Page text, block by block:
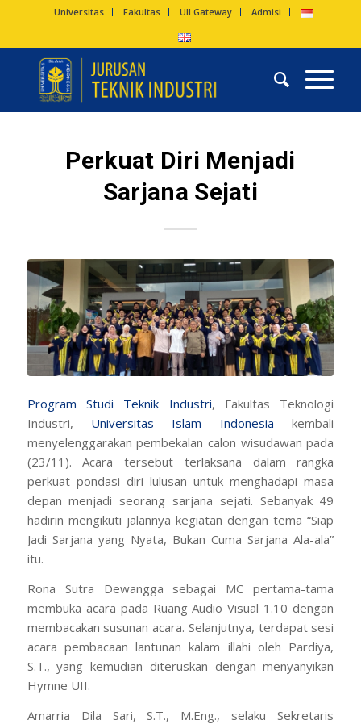
Universitas Fakultas UII Gateway Admisi
Perkuat Diri Menjadi
Sarjana Sejati
Program Studi Teknik Industri, Fakultas Teknologi
Industri, Universitas Islam Indonesia kembali
menyelenggarakan pembekalan calon wisudawan pada
(23/11). Acara tersebut terlaksana dalam rangka
perkuat pondasi diri lulusan untuk menghadapi masa
depan menjadi seorang sarjana sejati. Sebanyak 49
hadirin mengikuti jalannya kegiatan dengan tema “Siap
Jadi Sarjana yang Nyata, Bukan Cuma Sarjana Ala-ala”
itu.
Rona Sutra Dewangga sebagai MC pertama-tama
membuka acara pada Ruang Audio Visual 1.10 dengan
membacakan susunan acara. Selanjutnya, terdapat sesi
acara pembacaan lantunan kalam illahi oleh Pardiya,
S.T., yang kemudian diteruskan dengan menyanyikan
Hymne UII.
Amarria Dila Sari, S.T., M.Eng., selaku Sekretaris